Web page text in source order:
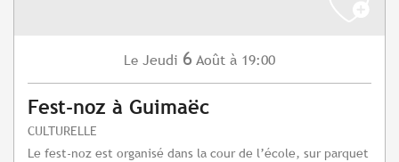
Le Jeudi 6 Août à 19:00
Fest-noz à Guimaëc
CULTURELLE
Le fest-noz est organisé dans la cour de l’école, sur parquet